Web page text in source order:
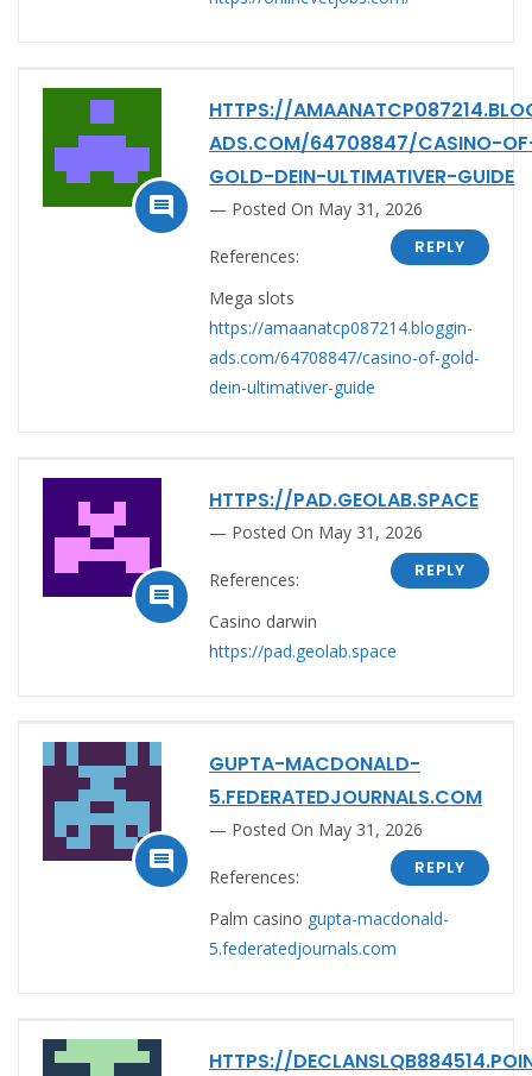

HTTPS://
ADS.COM/64708847/CASINO-
GOLD-DEIN-ULTIMATIVER-GUIDE
Posted On May 31, 2026
REPLY
References:
Mega slots
https://amaanatcp087214.bloggin-
ads.com/64708847/casino-of-gold-
dein-ultimativer-guide

HTTPS://PAD.GEOLAB.SPACE
Posted On May 31, 2026
REPLY
References:
Casino darwin
https://pad.geolab.space

GUPTA-MACDONALD-
5.FEDERATEDJOURNALS.COM
Posted On May 31, 2026
REPLY
References:
Palm casino gupta-macdonald-
5.federatedjournals.com
HTTPS://